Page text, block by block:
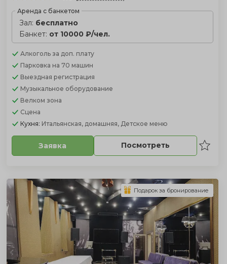
Аренда с банкетом
Зал: бесплатно
Банкет: от 10000 ₽/чел.
Алкоголь за доп. плату
Парковка на 70 машин
Выездная регистрация
Музыкальное оборудование
Велком зона
Сцена
Кухня: Итальянская, домашняя, Детское меню
Заявка Посмотреть
Подарок за бронирование